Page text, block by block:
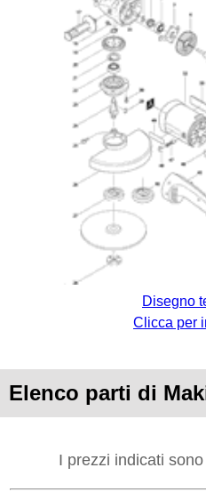
Disegno
Clicca per
Elenco parti di
I prezzi indicati